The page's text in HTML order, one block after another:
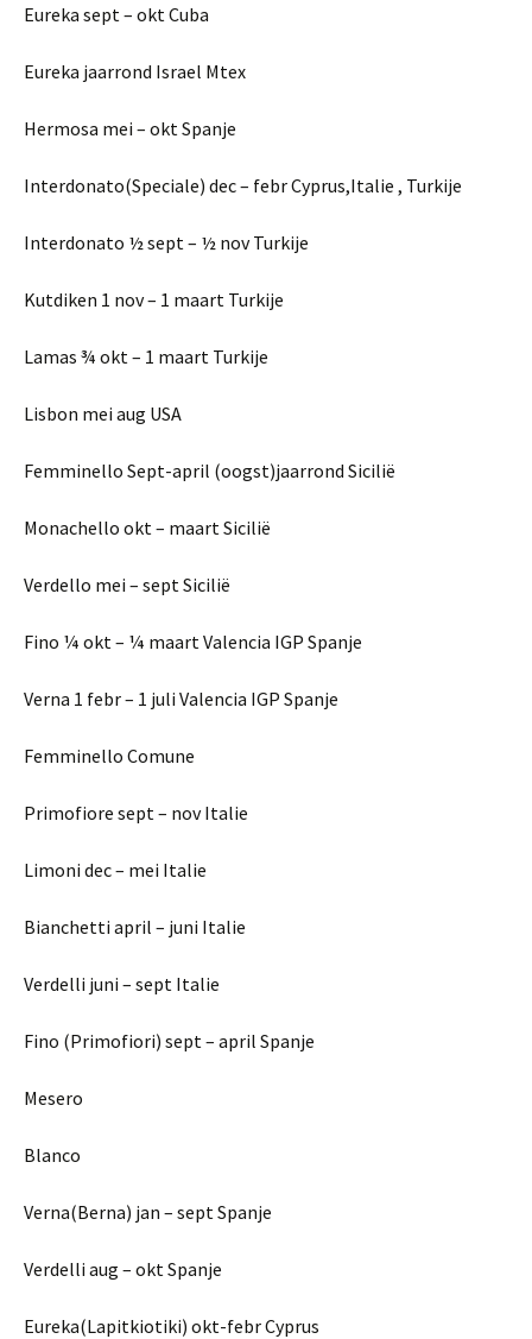
Eureka sept – okt Cuba
Eureka jaarrond Israel Mtex
Hermosa mei – okt Spanje
Interdonato(Speciale) dec – febr Cyprus,Italie , Turkije
Interdonato ½ sept – ½ nov Turkije
Kutdiken 1 nov – 1 maart Turkije
Lamas ¾ okt – 1 maart Turkije
Lisbon mei aug USA
Femminello Sept-april (oogst)jaarrond Sicilië
Monachello okt – maart Sicilië
Verdello mei – sept Sicilië
Fino ¼ okt – ¼ maart Valencia IGP Spanje
Verna 1 febr – 1 juli Valencia IGP Spanje
Femminello Comune
Primofiore sept – nov Italie
Limoni dec – mei Italie
Bianchetti april – juni Italie
Verdelli juni – sept Italie
Fino (Primofiori) sept – april Spanje
Mesero
Blanco
Verna(Berna) jan – sept Spanje
Verdelli aug – okt Spanje
Eureka(Lapitkiotiki) okt-febr Cyprus